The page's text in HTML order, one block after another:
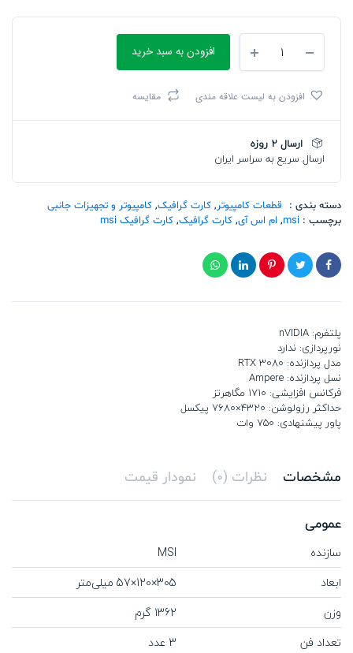
گرافیک
ام
آی
3080
VENTUS
12G
LHR
افزودن به سبد خرید
افزودن به لیست علاقه مندی مقایسه
ارسال 2 روزه
ارسال سریع به سراسر ایران
دسته بندی : قطعات کامپیوتر, کارت گرافیک, کامپیوتر و تجهیزات جانبی
برچسب : msi
, ام اس آی, کارت گرافیک, کارت گرافیک msi
پلتفرم: nVIDIA
نورپردازی: ندارد
مدل پردازنده: RTX 3080
نسل پردازنده: Ampere
فرکانس افزایشی: 1710 مگاهرتز
حداکثر رزولوشن: 4320×7680 پیکسل
پاور پیشنهادی: 750 وات
مشخصات نظرات (0) نمودار قیمت
عمومی
سازنده
MSI
ابعاد
305×120×57 میلی‌متر
وزن
1362 گرم
تعداد فن
3 عدد